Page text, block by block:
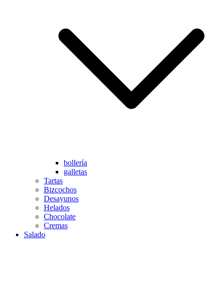
bollería
galletas
Tartas
Bizcochos
Desayunos
Helados
Chocolate
Cremas
Salado